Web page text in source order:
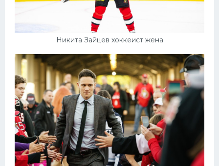
Никита Зайцев хоккеист жена